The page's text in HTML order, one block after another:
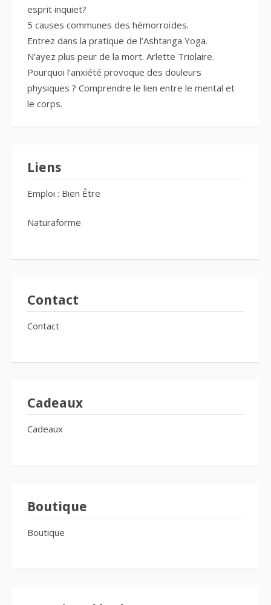
esprit inquiet?
5 causes communes des hémorroïdes.
Entrez dans la pratique de l’Ashtanga Yoga.
N’ayez plus peur de la mort. Arlette Triolaire.
Pourquoi l’anxiété provoque des douleurs
physiques ? Comprendre le lien entre le mental et
le corps.
Liens
Emploi : Bien Être
Naturaforme
Contact
Contact
Cadeaux
Cadeaux
Boutique
Boutique